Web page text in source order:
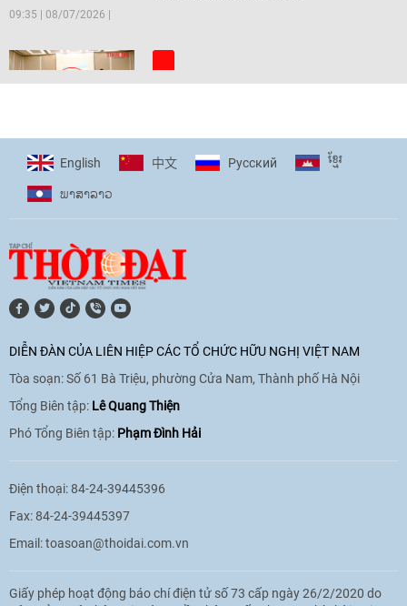
09:35 08/07/2026
[Video] Trẻ em Đông Á cùng kiến tạo
11:10|17/06/2026
hòa bình, hữu nghị giữa các dân tộc"
cho Đại sứ Hungary tại Việt Nam
17:25| 13/06/2026
trọng tình cảm của nước Nga
sinh Việt Nam tại trại hè Artek
English 中文 Pусский ខ្មែរ
ພາ​ສາ​ລາວ
DIỄN ĐÀN CỦA LIÊN HIỆP CÁC TỔ CHỨC HỮU NGHỊ VIỆT NAM
Tòa soạn: Số 61 Bà Triệu, phường Cửa Nam, Thành phố Hà Nội
Tổng Biên tập: Lê Quang Thiện
Phó Tổng Biên tập: Phạm Đình Hải
Điện thoại: 84-24-39445396
Fax: 84-24-39445397
Email:toasoan@thoidai.com.vn
Giấy phép hoạt động báo chí điện tử số 73 cấp ngày 26/2/2020 do